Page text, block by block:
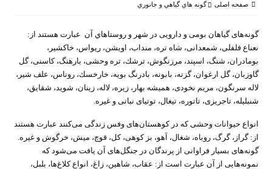
صفحه اصلی گونه هاي گياهي و جانوري
گونه‌‌های گیاهان بومی و دارویی در شهر و روستاهاي آن عبارت هستند از:
نعناع فلفلی، شمعدانی، شاه‌ تره، منداب، اویشن، ریواس، خاكشیر،
بومادران، شنگ، اسپند، مرزنگوش، ترشك، تره وحشی، بارهنگ، كاسنی، گل
گاوزبان، گل ارغوان، گزنه، بابونه، بادرنگ بویه، خارخسك، روناس، علف شیر،
لاله سرنگون، مریم نخودی، همیشه بهار، زیره، لاله، زینان، شوید، شقایق،
شنبلیله، تاجریزی، تاتوره، تیغال، توتیای نباتی و غیره.
انواع حیوانات وحشی که در کوهستان‌های وفس زندگی می‌کنند عبارت هستند
از: گراز، گرگ، روباه، شغال، آهو، بز کوهی، کل، قوچ، میش، خرگوش و غیره.
گونه‌های بسیار فراوانی از پرندگان در جنگل‌های آن یافت می‌شود که
نمونه‌هایی از آن عبارت است از: عقاب، شاهین، زاغ، انواع کلاغ‌ها، بلبل،